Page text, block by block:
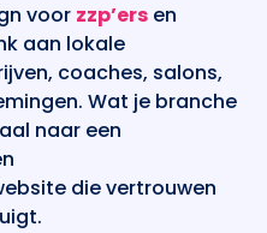
voor zzp’ers en
aan lokale
coaches, salons,
Wat je branche
naar een
die vertrouwen